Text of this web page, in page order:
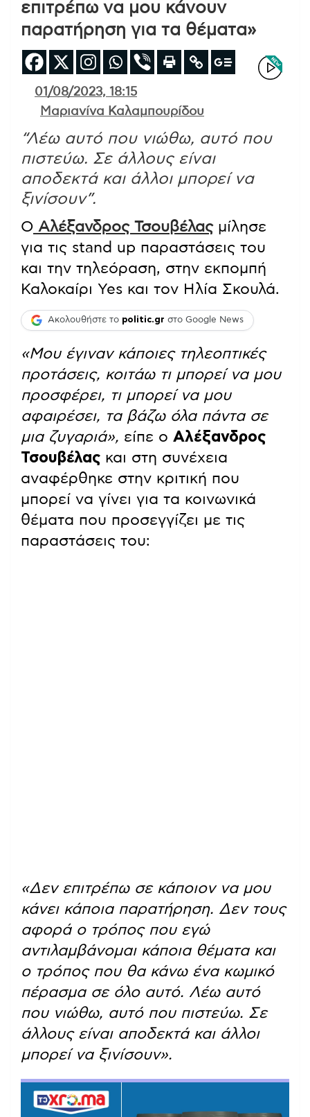
επιτρέπω να μου κάνουν
παρατήρηση για τα θέματα»
01/08/2023, 18:15
Μαριανίνα Καλαμπουρίδου
“Λέω αυτό που νιώθω, αυτό που
πιστεύω. Σε άλλους είναι
αποδεκτά και άλλοι μπορεί να
ξινίσουν”.
Ο Αλέξανδρος Τσουβέλαςμίλησε
για τις stand up παραστάσεις του
και την τηλεόραση, στην εκπομπή
Καλοκαίρι Yes και τον Ηλία Σκουλά.
Ακολουθήστε το politic.gr στο Google News
«Μου έγιναν κάποιες τηλεοπτικές
προτάσεις, κοιτάω τι μπορεί να μου
προσφέρει, τι μπορεί να μου
αφαιρέσει, τα βάζω όλα πάντα σε
μια ζυγαριά», είπε ο Αλέξανδρος
Τσουβέλας και στη συνέχεια
αναφέρθηκε στην κριτική που
μπορεί να γίνει για τα κοινωνικά
θέματα που προσεγγίζει με τις
παραστάσεις του:
«Δεν επιτρέπω σε κάποιον να μου
κάνει κάποια παρατήρηση. Δεν τους
αφορά ο τρόπος που εγώ
αντιλαμβάνομαι κάποια θέματα και
ο τρόπος που θα κάνω ένα κωμικό
πέρασμα σε όλο αυτό. Λέω αυτό
που νιώθω, αυτό που πιστεύω. Σε
άλλους είναι αποδεκτά και άλλοι
μπορεί να ξινίσουν».